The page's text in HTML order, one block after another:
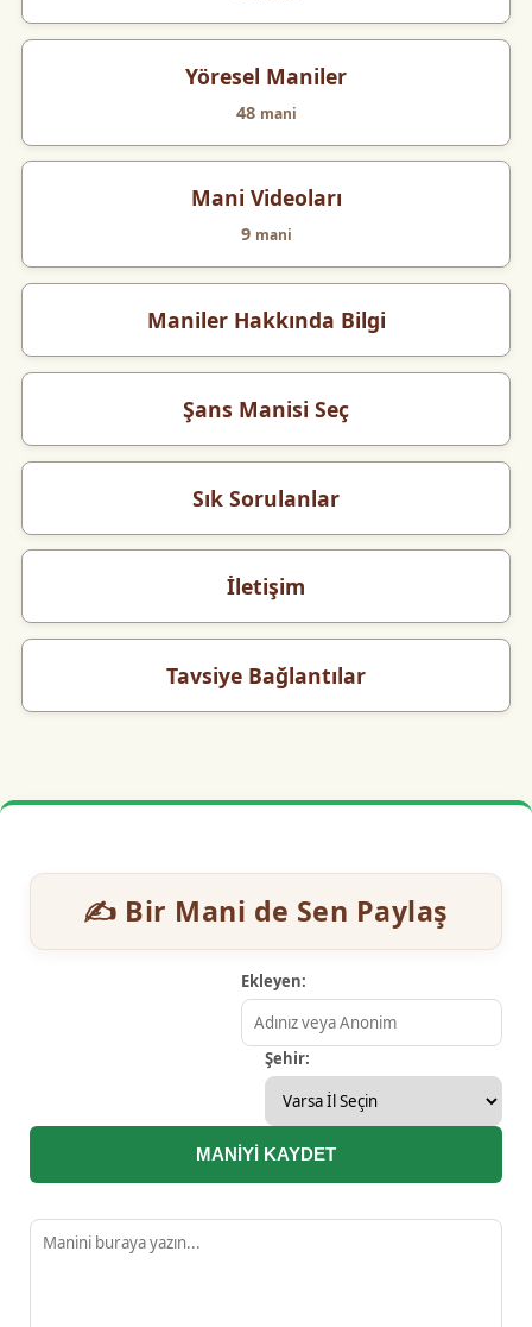
Yöresel Maniler
48 mani
Mani Videoları
9 mani
Maniler Hakkında Bilgi
Şans Manisi Seç
Sık Sorulanlar
İletişim
Tavsiye Bağlantılar
✍️ Bir Mani de Sen Paylaş
Ekleyen:
Şehir:
MANİYİ KAYDET